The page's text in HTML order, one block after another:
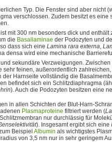
Typ. Die Fenster sind aber nicht
verschlossen. Zudem besitzt es eine
mit 300 nm besonders dick und
die Basallaminae der Podozyten und
dass sich eine Lamina rara externa,
densa wird eine mechanische
sekundäre Verzweigungen.
sehr feinen, außerordentlich
der Harnseite vollständig die
befindet sich ein Schlitzdiaphragma
). Auch die Podozyten besitzen eine
in allen Schichten der Blut-Harn-
Plasmaproteine filtriert werden (
nur durchlässig für
). Insgesamt ergibt sich eine
Beispiel Albumin als wichtigstes
von 3,5 nm nur in sehr geringem